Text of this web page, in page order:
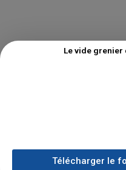
Le vide grenier
Télécharger le